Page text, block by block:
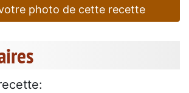
photo de cette recette